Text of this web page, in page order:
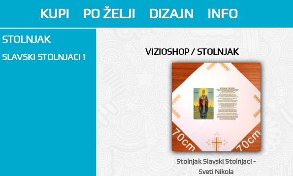
KUPI PO ŽELJI DIZAJN INFO
STOLNJAK
SLAVSKI STOLNJACI !
VIZIOSHOP / STOLNJAK
Stolnjak Slavski Stolnjaci -
Sveti Nikola